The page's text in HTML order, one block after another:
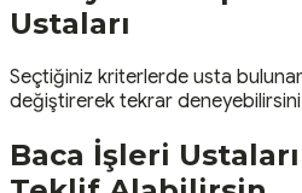
Ustaları
Seçtiğiniz kriterlerde usta
değiştirerek tekrar
Baca İşleri